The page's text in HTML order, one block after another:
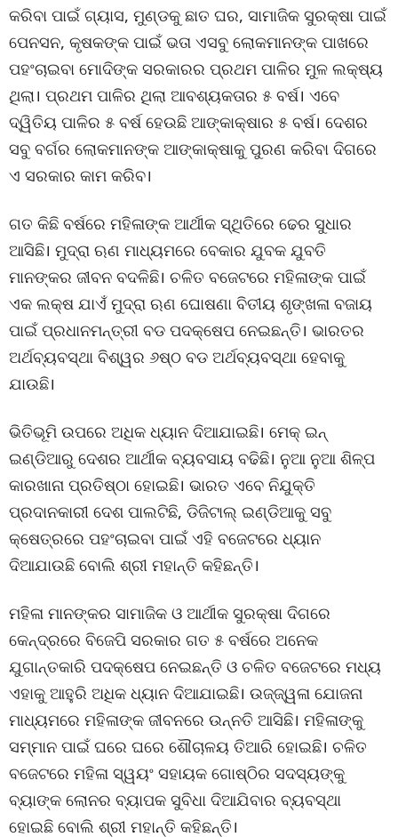
କରିବା ପାଇଁ ଗ୍ୟାସ, ମୁଣ୍ଡକୁ ଛାତ ଘର, ସାମାଜିକ ସୁରକ୍ଷା ପାଇଁ
ପେନସନ, କୃଷକଙ୍କ ପାଇଁ ଭତା ଏସବୁ ଲୋକମାନଙ୍କ ପାଖରେ
ପହଂଚାଇବା ମୋଦିଙ୍କ ସରକାରର ପ୍ରଥମ ପାଳିର ମୁଳ ଲକ୍ଷ୍ୟ
ଥିଲା। ପ୍ରଥମ ପାଳିର ଥିଲା ଆବଶ୍ୟକତାର ୫ ବର୍ଷ। ଏବେ
ଦ୍ୱିତିୟ ପାଳିର ୫ ବର୍ଷ ହେଉଛି ଆଙ୍କାକ୍ଷାର ୫ ବର୍ଷ। ଦେଶର
ସବୁ ବର୍ଗର ଲୋକମାନଙ୍କ ଆଙ୍କାକ୍ଷାକୁ ପୁରଣ କରିବା ଦିଗରେ
ଏ ସରକାର କାମ କରିବ।
ଗତ କିଛି ବର୍ଷରେ ମହିଳାଙ୍କ ଆର୍ଥୀକ ସ୍ଥିତିରେ ଢେର ସୁଧାର
ଆସିଛି। ମୁଦ୍ରା ଋଣ ମାଧ୍ୟମରେ ବେକାର ଯୁବକ ଯୁବତି
ମାନଙ୍କର ଜୀବନ ବଦଳିଛି। ଚଳିତ ବଜେଟରେ ମହିଳାଙ୍କ ପାଇଁ
ଏକ ଲକ୍ଷ ଯାଏଁ ମୁଦ୍ରା ଋଣ ଘୋଷଣା ବିତୀୟ ଶୃଙ୍ଖଳା ବଜାୟ
ପାଇଁ ପ୍ରଧାନମନ୍ତ୍ରୀ ବଡ ପଦକ୍ଷେପ ନେଇଛନ୍ତି। ଭାରତର
ଅର୍ଥବ୍ୟବସ୍ଥା ବିଶ୍ୱର ୬ଷ୍ଠ ବଡ ଅର୍ଥବ୍ୟବସ୍ଥା ହେବାକୁ
ଯାଉଛି।
ଭିତିଭୂମି ଉପରେ ଅଧିକ ଧ୍ୟାନ ଦିଆଯାଇଛି। ମେକ୍ ଇନ୍
ଇଣ୍ଡିଆରୁ ଦେଶର ଆର୍ଥୀକ ବ୍ୟବସାୟ ବଢିଛି। ନୁଆ ନୁଆ ଶିଳ୍ପ
କାରଖାନା ପ୍ରତିଷ୍ଠା ହୋଇଛି। ଭାରତ ଏବେ ନିଯୁକ୍ତି
ପ୍ରଦାନକାରୀ ଦେଶ ପାଲଟିଛି, ଡିଜିଟାଲ୍ ଇଣ୍ଡିଆକୁ ସବୁ
କ୍ଷେତ୍ରରେ ପହଂଚାଇବା ପାଇଁ ଏହି ବଜେଟରେ ଧ୍ୟାନ
ଦିଆଯାଉଛି ବୋଲି ଶ୍ରୀ ମହାନ୍ତି କହିଛନ୍ତି।
ମହିଳା ମାନଙ୍କର ସାମାଜିକ ଓ ଆର୍ଥୀକ ସୁରକ୍ଷା ଦିଗରେ
କେନ୍ଦ୍ରରେ ବିଜେପି ସରକାର ଗତ ୫ ବର୍ଷରେ ଅନେକ
ଯୁଗାନ୍ତକାରି ପଦକ୍ଷେପ ନେଇଛନ୍ତି ଓ ଚଳିତ ବଜେଟରେ ମଧ୍ୟ
ଏହାକୁ ଆହୁରି ଅଧିକ ଧ୍ୟାନ ଦିଆଯାଇଛି। ଉଜ୍ଜ୍ୱଳା ଯୋଜନା
ମାଧ୍ୟମରେ ମହିଳାଙ୍କ ଜୀବନରେ ଉନ୍ନତି ଆସିଛି। ମହିଳାଙ୍କୁ
ସମ୍ମାନ ପାଇଁ ଘରେ ଘରେ ଶୌଚାଳୟ ତିଆରି ହୋଇଛି। ଚଳିତ
ବଜେଟରେ ମହିଳା ସ୍ୱୟଂ ସହାୟକ ଗୋଷ୍ଠିର ସଦସ୍ୟଙ୍କୁ
ବ୍ୟାଙ୍କ ଲୋନର ବ୍ୟାପକ ସୁବିଧା ଦିଆଯିବାର ବ୍ୟବସ୍ଥା
ହୋଇଛି ବୋଲି ଶ୍ରୀ ମହାନ୍ତି କହିଛନ୍ତି।